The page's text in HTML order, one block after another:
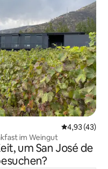
4,93 (43)
im Weingut
um San José de